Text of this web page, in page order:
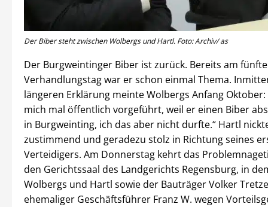
Der Biber steht zwischen Wolbergs und Hartl. Foto: Archiv/ as
Der Burgweintinger Biber ist zurück. Bereits am
Verhandlungstag war er schon einmal Thema.
längeren Erklärung meinte Wolbergs Anfang
mich mal öffentlich vorgeführt, weil er einen Biber
in Burgweinting, ich das aber nicht durfte.“ Hartl
zustimmend und geradezu stolz in Richtung seines
Verteidigers. Am Donnerstag kehrt das
den Gerichtssaal des Landgerichts Regensburg, in
Wolbergs und Hartl sowie der Bauträger Volker
ehemaliger Geschäftsführer Franz W. wegen